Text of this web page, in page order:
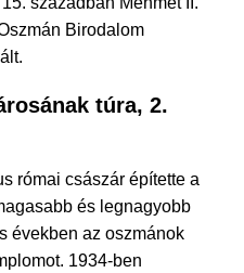
Birodalom
túra, 2.
római császár építette a
és legnagyobb
években az oszmánok
1934-ben